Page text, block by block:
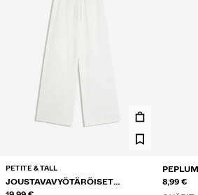
PETITE & TALL
JOUSTAVAVYÖTÄRÖISET
8,99 €